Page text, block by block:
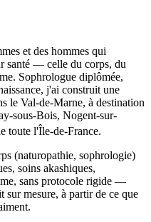
et des hommes qui
santé — celle du corps, du
Sophrologue diplômée,
j'ai construit une
le Val-de-Marne, à destination
sous-Bois, Nogent-sur-
toute l'Île-de-France.
(naturopathie, sophrologie)
soins akashiques,
sans protocole rigide —
sur mesure, à partir de ce que